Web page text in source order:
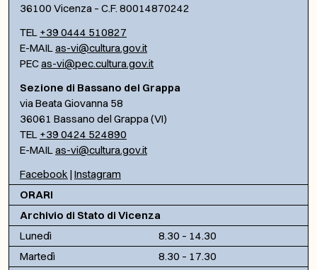
36100 Vicenza – C.F. 80014870242
TEL +39 0444 510827
E-MAILas-vi@cultura.gov.it
PECas-vi@pec.cultura.gov.it
Sezione di Bassano del Grappa
via Beata Giovanna 58
36061 Bassano del Grappa (VI)
TEL +39 0424 524890
E-MAILas-vi@cultura.gov.it
Facebook | Instagram
ORARI
Archivio di Stato di Vicenza
Lunedì
8.30 – 14.30
Martedì
8.30 – 17.30